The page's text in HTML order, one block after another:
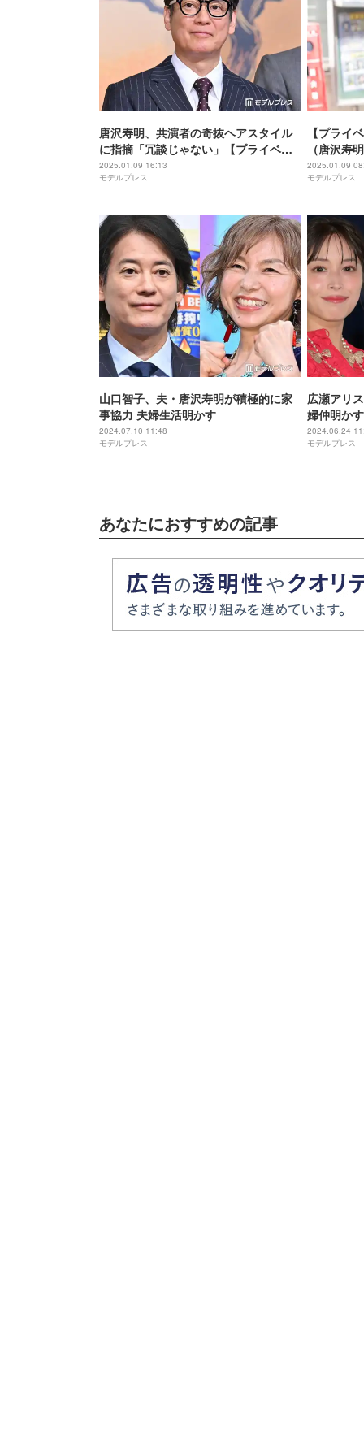
唐沢寿明、共演者の奇抜ヘアスタイル
に指摘「冗談じゃない」【プライベー
トバンカー】
2025.01.09 16:13
モデルプレス
【プライ
（唐沢寿
快マネー
2025.01.09
モデルプレス
山口智子、夫・唐沢寿明が積極的に家
事協力 夫婦生活明かす
2024.07.10 11:48
モデルプレス
広瀬アリ
婦仲明か
ライベー
2024.06.24
モデルプレス
あなたにおすすめの記事